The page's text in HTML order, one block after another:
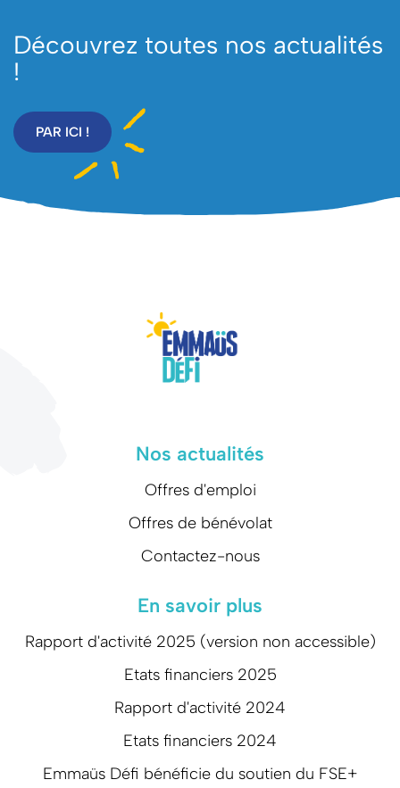
Découvrez toutes nos actualités
!
PAR ICI !
Nos actualités
Offres d'emploi
Offres de bénévolat
Contactez-nous
En savoir plus
Rapport d'activité 2025 (version non accessible)
Etats financiers 2025
Rapport d'activité 2024
Etats financiers 2024
Emmaüs Défi bénéficie du soutien du FSE+